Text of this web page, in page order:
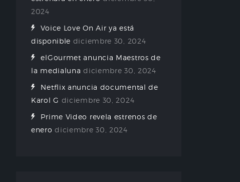
2024
Voice Love On Air ya está
disponible diciembre 30, 2024
elGourmet anuncia Maestros de
la medialuna diciembre 30, 2024
Netflix anuncia documental de
Karol G diciembre 30, 2024
Prime Video revela estrenos de
enero diciembre 30, 2024